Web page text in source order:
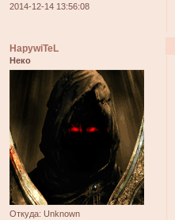
2014-12-14 13:56:08
HapywiTeL
Неко
Откуда: Unknown